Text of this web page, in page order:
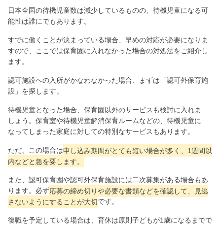
日本全国の待機児童数は減少しているものの、待機児童になる可
能性は誰にでもあります。
すでに働くことが決まっている場合、早めの対応が必要になりま
すので、ここでは保育園に入れなかった場合の対処法をご紹介し
ます。
認可施設への入所がかなわなかった場合、まずは「認可外保育施
設」を探します。
待機児童となった場合、保育園以外のサービスも検討に入れま
しょう。保育室や待機児童解消保育ルームなどの、待機児童に
なってしまった家庭に対しての特別なサービスもあります。
ただ、この場合は申し込み期間がとても短い場合が多く、1週間以
内などと急を要します。
また、認可保育園や認可外保育施設には二次募集がある場合もあ
ります。必ず応募の締め切りや必要な書類などを確認して、見逃
さないようにすることが大切です。
復職を予定している場合は、育休は原則子どもが1歳になるまでで